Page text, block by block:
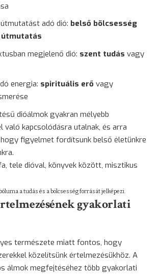
adó dió: belső bölcsesség
megjelenő dió: szent tudás vagy
energia: spirituális erő vagy
dióálmok gyakran mélyebb
való kapcsolódásra utalnak, és arra
figyelmet fordítsunk belső életünkre
a tudás és a bölcsesség forrását jelképezi.
gyakorlati
természete miatt fontos, hogy
közelítsünk értelmezésükhöz. A
álmok megfejtéséhez több gyakorlati